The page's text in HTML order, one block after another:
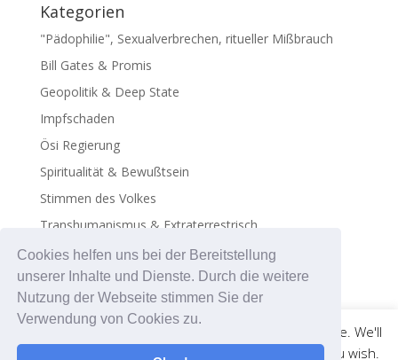
Cookies helfen uns bei der Bereitstellung
unserer Inhalte und Dienste. Durch die weitere
Nutzung der Webseite stimmen Sie der
Verwendung von Cookies zu.
Kategorien
"Pädophilie", Sexualverbrechen, ritueller Mißbrauch
Bill Gates & Promis
Geopolitik & Deep State
Impfschaden
Ösi Regierung
Spiritualität & Bewußtsein
Stimmen des Volkes
Transhumanismus & Extraterrestrisch
Virus - Exosomen
This website uses cookies to improve your experience. We'll
assume you're ok with this, but you can opt-out if you wish.